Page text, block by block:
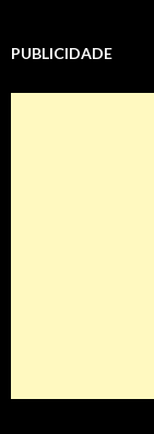
PUBLICIDADE